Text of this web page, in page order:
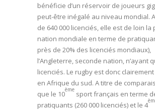
bénéficie d’un réservoir de joueurs
peut-être inégalé au niveau mondial.
de 640 000 licenciés, elle est de loin la
nation mondiale en terme de
près de 20% des licenciés mondiaux),
l’Angleterre, seconde nation, n’ayant
licenciés. Le rugby est donc
en Afrique du sud. A titre de
que le 10
ème
sport français en terme
pratiquants (260 000 licenciés) et le 4